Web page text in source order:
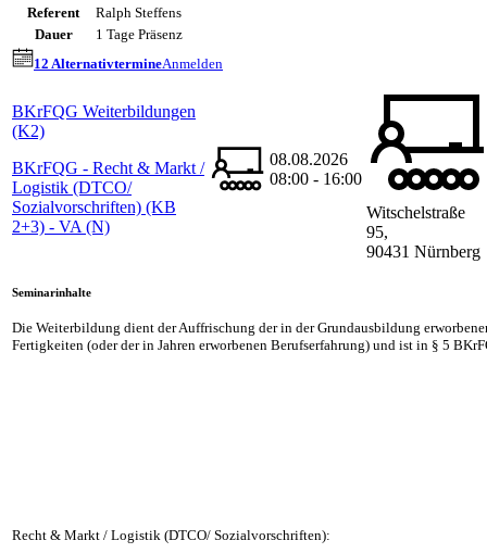
Referent
Ralph Steffens
Dauer
1 Tage Präsenz
12 AlternativtermineAnmelden
BKrFQG Weiterbildungen
(K2)
BKrFQG - Recht & Markt /
Logistik (DTCO/
Sozialvorschriften) (KB
2+3) - VA (N)
08.08.2026
08:00 - 16:00
Witschelstraße
95,
90431 Nürnberg
Seminarinhalte
Die Weiterbildung dient der Auffrischung der in der Grundausbildung
Fertigkeiten (oder der in Jahren erworbenen Berufserfahrung) und ist in § 5
Recht & Markt / Logistik (DTCO/ Sozialvorschriften):